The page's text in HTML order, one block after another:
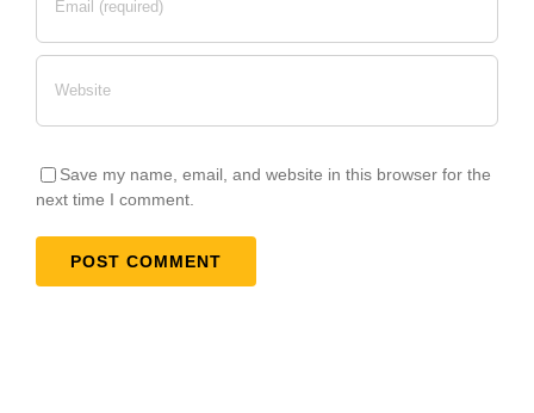
Save my name, email, and website in this browser for the
next time I comment.